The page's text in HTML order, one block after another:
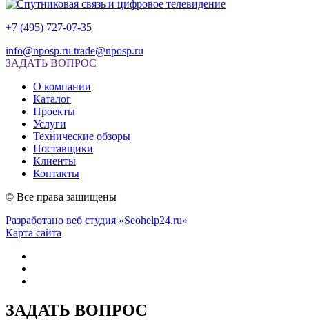
+7 (495) 727-07-35
info@nposp.ru trade@nposp.ru
ЗАДАТЬ ВОПРОС
О компании
Каталог
Проекты
Услуги
Технические обзоры
Поставщики
Клиенты
Контакты
© Все права защищены
Разработано веб студия «Seohelp24.ru»
Карта сайта
ЗАДАТЬ ВОПРОС